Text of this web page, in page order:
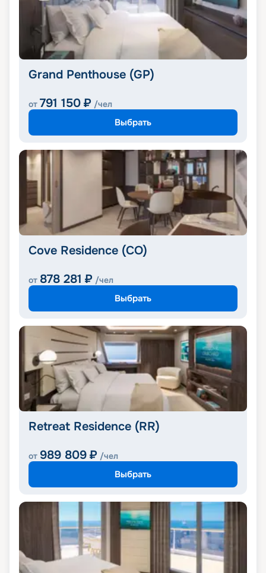
Grand Penthouse (GP)
от 791 150 ₽ /чел
Выбрать
Cove Residence (CO)
от 878 281 ₽ /чел
Выбрать
Retreat Residence (RR)
от 989 809 ₽ /чел
Выбрать